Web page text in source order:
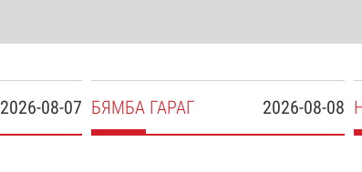
2026-08-07 2026-08-08
БЯМБА ГАРАГ